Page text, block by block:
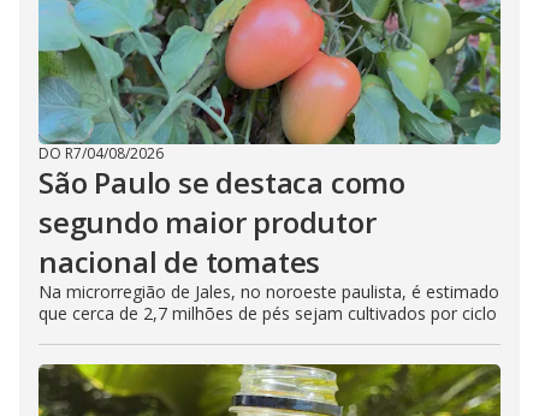
DO R7/04/08/2026
São Paulo se destaca como
segundo maior produtor
nacional de tomates
Na microrregião de Jales, no noroeste paulista, é estimado
que cerca de 2,7 milhões de pés sejam cultivados por ciclo